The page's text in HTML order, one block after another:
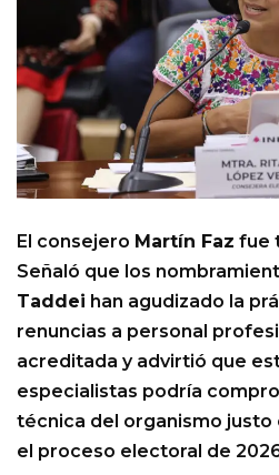
El consejero Martín Faz fue
Señaló que los
Taddei han agudizado la
renuncias a personal
acreditada y advirtió que
especialistas podría
técnica del organismo justo
el proceso electoral de